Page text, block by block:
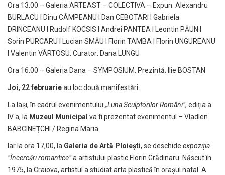
Ora 13.00 – Galeria ARTEAST – COLECTIVA – Expun: Alexandru
BURLACU I Dinu CÂMPEANU I Dan CEBOTARI I Gabriela
DRINCEANU I Rudolf KOCSIS I Andrei PANTEA I Leontin PĂUN I
Sorin PURCARU I Lucian SMĂU I Florin TAMBA | Florin UNGUREANU
I Valentin VÂRTOSU. Curator: Dana LUNGU
Ora 16.00 – Galeria Dana – SYMPOSIUM. Prezintă: Ilie BOSTAN
Joi, 22 februarieau loc două manifestări:
La Iași, în cadrul evenimentului „Luna Sculptorilor Români”, ediția a
IV a, la Muzeul Municipal va fi prezentat evenimentul – Vladlen
BABCINEȚCHI / Regina Maria.
Iar la ora 17,00, la Galeria de Artă Ploiești, se deschide expoziția
”Încercări romantice”a artistului plastic Florin Grădinaru. Născut în
1975, la Craiova, artistul a studiat arta plastică în orașul natal. A